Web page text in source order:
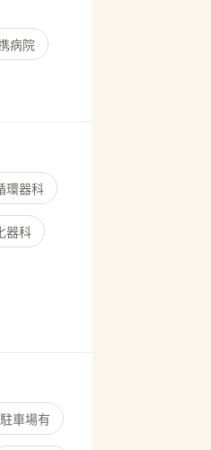
病院
環器科
器科
駐車場有